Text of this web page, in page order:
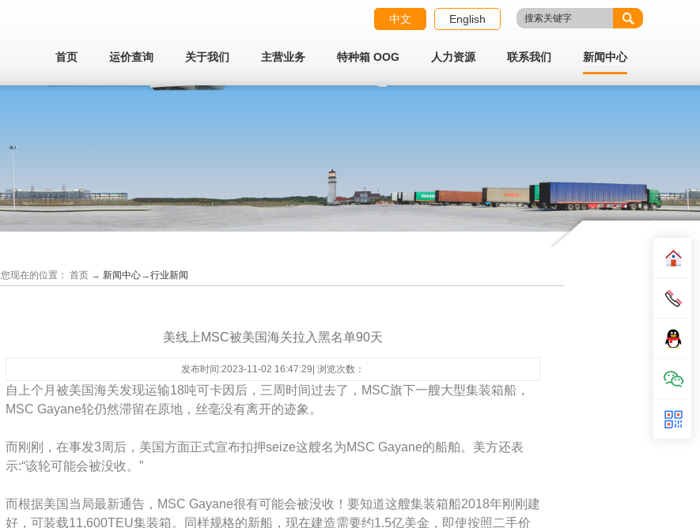
中文 English
首页 运价查询 关于我们 主营业务 特种箱 OOG 人力资源 联系我们 新闻中心
您现在的位置： 首页 → 新闻中心→行业新闻
美线上MSC被美国海关拉入黑名单90天
发布时间:2023-11-02 16:47:29| 浏览次数：
自上个月被美国海关发现运输18吨可卡因后，三周时间过去了，MSC旗下一艘大型集装箱船，
MSC Gayane轮仍然滞留在原地，丝毫没有离开的迹象。
而刚刚，在事发3周后，美国方面正式宣布扣押seize这艘名为MSC Gayane的船舶。美方还表
示:“该轮可能会被没收。”
而根据美国当局最新通告，MSC Gayane很有可能会被没收！要知道这艘集装箱船2018年刚刚建
好，可装载11,600TEU集装箱。同样规格的新船，现在建造需要约1.5亿美金，即使按照二手价